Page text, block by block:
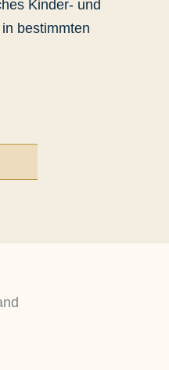
Kinder- und
bestimmten